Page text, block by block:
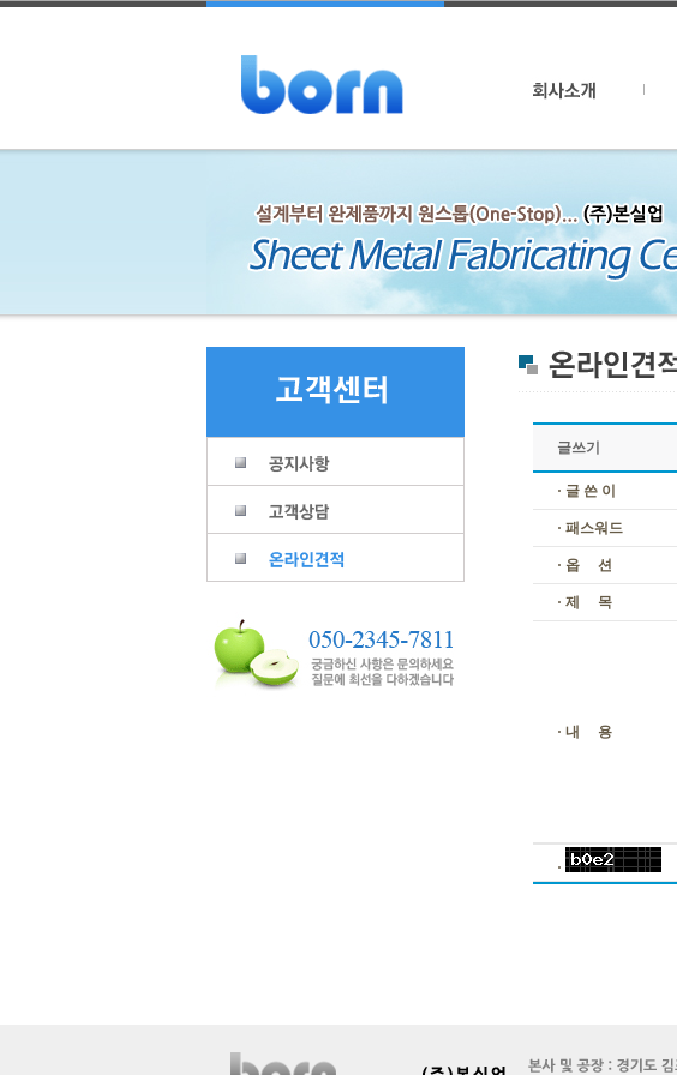
글쓰기
· 글 쓴 이
· 패스워드
· 옵 션
· 제 목
· 내 용
·